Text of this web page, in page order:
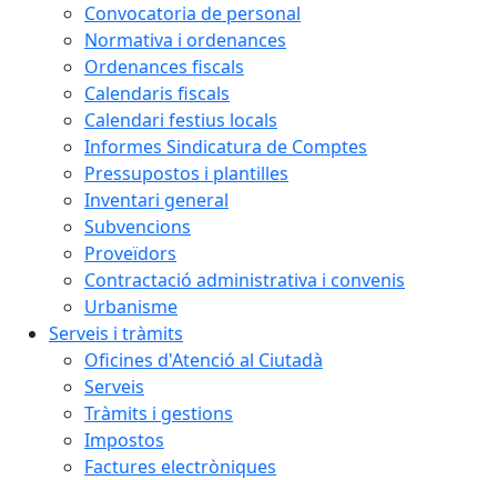
Convocatoria de personal
Normativa i ordenances
Ordenances fiscals
Calendaris fiscals
Calendari festius locals
Informes Sindicatura de Comptes
Pressupostos i plantilles
Inventari general
Subvencions
Proveïdors
Contractació administrativa i convenis
Urbanisme
Serveis i tràmits
Oficines d'Atenció al Ciutadà
Serveis
Tràmits i gestions
Impostos
Factures electròniques